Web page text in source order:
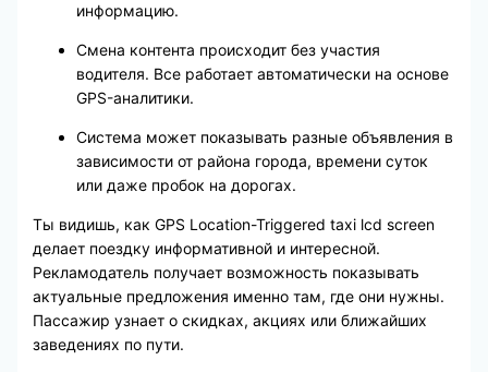
информацию.
Смена контента происходит без участия
водителя. Все работает автоматически на основе
GPS-аналитики.
Система может показывать разные объявления в
зависимости от района города, времени суток
или даже пробок на дорогах.
Ты видишь, как GPS Location-Triggered taxi lcd screen
делает поездку информативной и интересной.
Рекламодатель получает возможность показывать
актуальные предложения именно там, где они нужны.
Пассажир узнает о скидках, акциях или ближайших
заведениях по пути.